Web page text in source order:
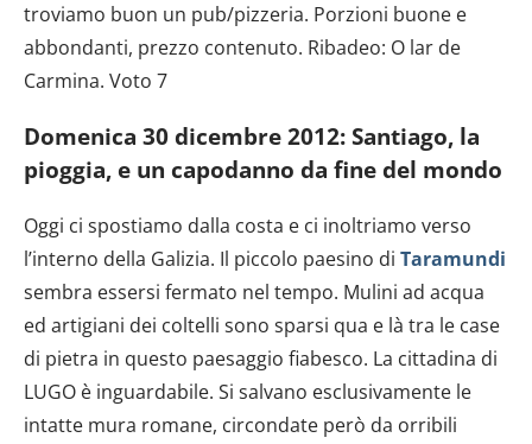
troviamo buon un pub/pizzeria. Porzioni buone e
abbondanti, prezzo contenuto. Ribadeo: O lar de
Carmina. Voto 7
Domenica 30 dicembre 2012: Santiago, la
pioggia, e un capodanno da fine del mondo
Oggi ci spostiamo dalla costa e ci inoltriamo verso
l’interno della Galizia. Il piccolo paesino di Taramundi
sembra essersi fermato nel tempo. Mulini ad acqua
ed artigiani dei coltelli sono sparsi qua e là tra le case
di pietra in questo paesaggio fiabesco. La cittadina di
LUGO è inguardabile. Si salvano esclusivamente le
intatte mura romane, circondate però da orribili